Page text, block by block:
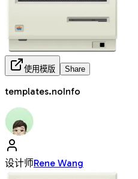
使用模版 Share
templates.noInfo
设计师Rene Wang